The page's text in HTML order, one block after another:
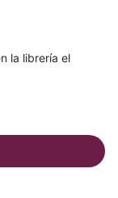
la librería el